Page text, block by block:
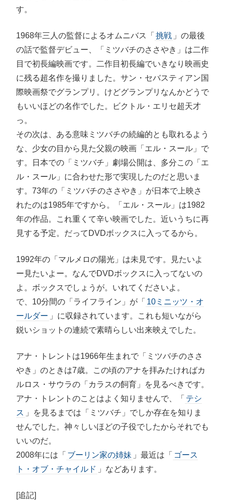
す。
1968年三人の監督によるオムニバス「 挑戦 」の最後
の話で監督デビュー、「ミツバチのささやき」は二作
目で初長編映画です。二作目初長編でいきなり映画史
に残る超名作を撮りました。サン・セバスティアン国
際映画祭でグランプリ。けどグランプリなんかどうで
もいいほどの名作でした。ビクトル・エリセ超天才
っ。
その次は、ある意味ミツバチの続編的とも取れるよう
な、少女の目から見た父親の映画「エル・スール」で
す。日本での「ミツバチ」劇場公開は、多分この「エ
ル・スール」に合わせた形で実現したのだと思いま
す。73年の「ミツバチのささやき」が日本で上映さ
れたのは1985年ですから。「エル・スール」は1982
年の作品。これ重くて辛い映画でした。近いうちに再
見する予定。だってDVDボックスに入ってるから。
1992年の「マルメロの陽光」は未見です。見たいよ
ー見たいよー。なんでDVDボックスに入ってないの
よ。ボックスでしょうが。いれてくださいよ。
で、10分間の「ライフライン」が「 10ミニッツ・オ
ールダー 」に収録されています。これも短いながら
鋭いショットの連続で素晴らしい出来映えでした。
アナ・トレントは1966年生まれで「ミツバチのささ
やき」のときは7歳。この頃のアナを拝みたければカ
ルロス・サウラの「カラスの飼育」を見るべきです。
アナ・トレントのことはよく知りませんで、「 テシ
ス 」を見るまでは「ミツバチ」でしか存在を知りま
せんでした。神々しいほどの子役でしたからそれでも
いいのだ。
2008年には「 ブーリン家の姉妹 」最近は「 ゴース
ト・オブ・チャイルド 」などあります。
[追記]